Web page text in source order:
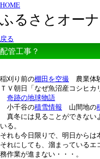
HOME
ふるさとオー
戻る
配管工事？
稲刈り前の棚田を空撮 農業体
ＴＶ朝日「なぜ魚沼産コシヒカ
奇跡の地球物語
小千谷の積雪情報 山間地の
真冬には見ることができない
いる。
それも今日限りで、明日から
それにしても、溜まっている
務作業が進まない・・・。